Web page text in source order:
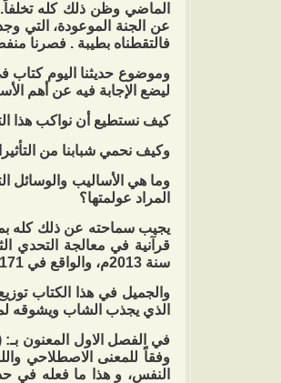
الماضي وظن ذلك كله
عن الجنة الموعودة، التي
فالتقطناه بطيبة . فصرنا
وموضوع حديثنا اليوم كتاب
ليضع الإجابة فيه عن أهم
كيف نستطيع أن نواكب هذا
وكيف نحمي شبابنا من
وما هي الأساليب والوسائل
المراد عولمتها؟
يجيب سماحته عن ذلك كله
قرآنية في معالجة التحدي
سنة 2013م، والواقع في 171 صفحة من الحجم الوسط.
والجميل في هذا الكتاب
الذي يجذب الشاب ويشوقه
في الفصل الاول المعنون
وفقاً للمعنى الاصطلاحي
النفس، و هذا ما فعله في